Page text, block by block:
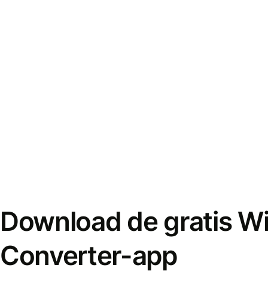
Download de gratis
Converter-app